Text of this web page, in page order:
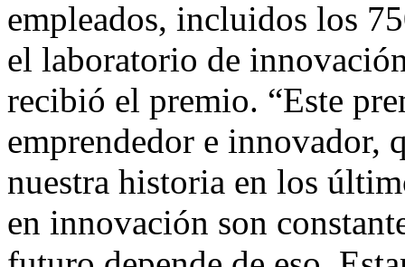
empleados, incluidos los
el laboratorio de
recibió el premio. “Este
emprendedor e innovador,
nuestra historia en los
en innovación son